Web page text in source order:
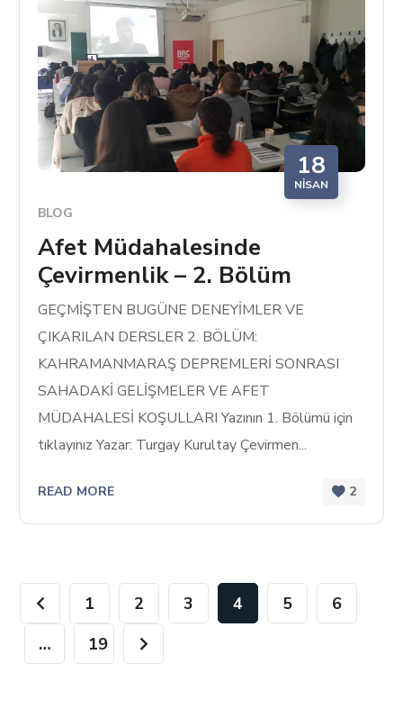
18
NISAN
BLOG
Afet Müdahalesinde
Çevirmenlik – 2. Bölüm
GEÇMİŞTEN BUGÜNE DENEYİMLER VE
ÇIKARILAN DERSLER 2. BÖLÜM:
KAHRAMANMARAŞ DEPREMLERİ SONRASI
SAHADAKİ GELİŞMELER VE AFET
MÜDAHALESİ KOŞULLARI Yazının 1. Bölümü için
tıklayınız Yazar: Turgay Kurultay Çevirmen...
READ MORE 2
1 2 3 4 5
6
…
19